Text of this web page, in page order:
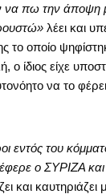
να πω την άποψη
λέει και
το οποίο
ίδιος είχε
να το
εντός του
έφερε ο ΣΥΡΙΖΑ
και